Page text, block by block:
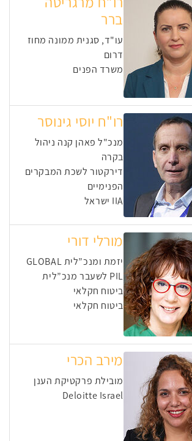
ברר
עו"ד, סגנית ממונה מחוז
דרום
משרד הפנים
רו"ח יוסי גינוסר
מנכ"ל פאהן קנה ניהול
בקרה
דירקטור לשכת המבקרים
הפנימיים
IIA ישראל
מורלי דורי
יזמת ומנכ”לית GLOBAL
PIL לשעבר מנכ”לית
ביטוח חקלאי
ביטוח חקלאי
מירב הכרי
מובילת פרקטיקת הענן
Deloitte Israel